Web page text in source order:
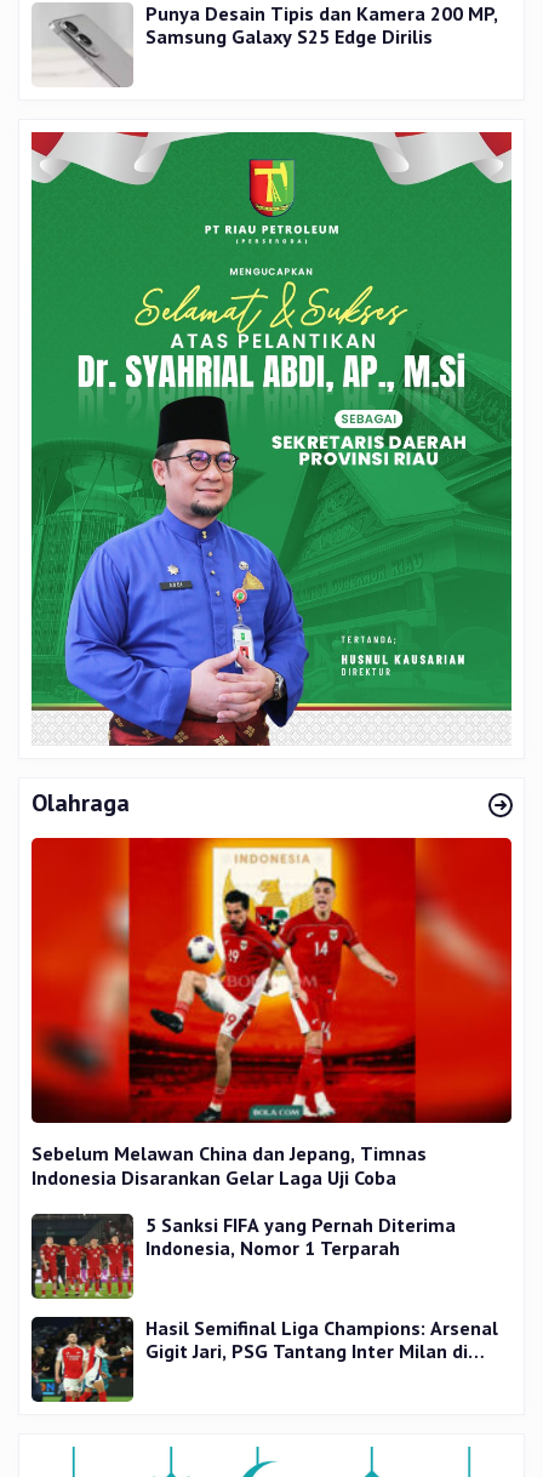
Punya Desain Tipis dan Kamera 200 MP,
Samsung Galaxy S25 Edge Dirilis
Olahraga
Sebelum Melawan China dan Jepang, Timnas
Indonesia Disarankan Gelar Laga Uji Coba
5 Sanksi FIFA yang Pernah Diterima
Indonesia, Nomor 1 Terparah
Hasil Semifinal Liga Champions: Arsenal
Gigit Jari, PSG Tantang Inter Milan di